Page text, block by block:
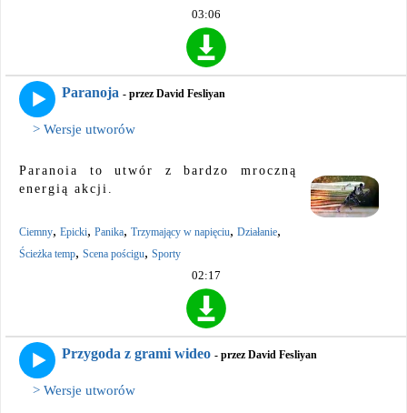
03:06
Paranoja - przez David Fesliyan
> Wersje utworów
Paranoia to utwór z bardzo mroczną
energią akcji.
Ciemny, Epicki, Panika, Trzymający w napięciu, Działanie,
Ścieżka temp, Scena pościgu, Sporty
02:17
Przygoda z grami wideo - przez David Fesliyan
> Wersje utworów